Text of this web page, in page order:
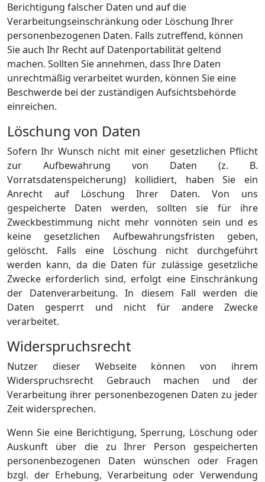
Berichtigung falscher Daten und auf die
Verarbeitungseinschränkung oder Löschung Ihrer
personenbezogenen Daten. Falls zutreffend, können
Sie auch Ihr Recht auf Datenportabilität geltend
machen. Sollten Sie annehmen, dass Ihre Daten
unrechtmäßig verarbeitet wurden, können Sie eine
Beschwerde bei der zuständigen Aufsichtsbehörde
einreichen.
Löschung von Daten
Sofern Ihr Wunsch nicht mit einer gesetzlichen Pflicht
zur Aufbewahrung von Daten (z. B.
Vorratsdatenspeicherung) kollidiert, haben Sie ein
Anrecht auf Löschung Ihrer Daten. Von uns
gespeicherte Daten werden, sollten sie für ihre
Zweckbestimmung nicht mehr vonnöten sein und es
keine gesetzlichen Aufbewahrungsfristen geben,
gelöscht. Falls eine Löschung nicht durchgeführt
werden kann, da die Daten für zulässige gesetzliche
Zwecke erforderlich sind, erfolgt eine Einschränkung
der Datenverarbeitung. In diesem Fall werden die
Daten gesperrt und nicht für andere Zwecke
verarbeitet.
Widerspruchsrecht
Nutzer dieser Webseite können von ihrem
Widerspruchsrecht Gebrauch machen und der
Verarbeitung ihrer personenbezogenen Daten zu jeder
Zeit widersprechen.
Wenn Sie eine Berichtigung, Sperrung, Löschung oder
Auskunft über die zu Ihrer Person gespeicherten
personenbezogenen Daten wünschen oder Fragen
bzgl. der Erhebung, Verarbeitung oder Verwendung